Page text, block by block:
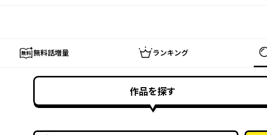
無料話増量 ランキング
作品を探す